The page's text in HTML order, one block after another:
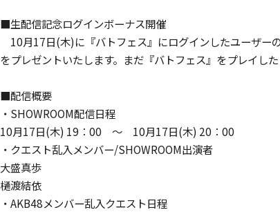
■生配信記念ログインボーナス開催
10月17日(木)に『バトフェス』にログインしたユーザ
をプレゼントいたします。まだ『バトフェス』をプレイし
■配信概要
・SHOWROOM配信日程
10月17日(木) 19：00 ～ 10月17日(木) 20：00
・クエスト乱入メンバー/SHOWROOM出演者
大盛真歩
樋渡結依
・AKB48メンバー乱入クエスト日程